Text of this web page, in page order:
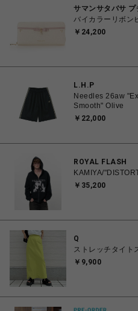
サマンサタバサ プ
バイカラーリボン
￥24,200
L.H.P
Needles 26aw
Smooth" Olive
￥22,000
ROYAL FLASH
KAMIYA/
￥35,200
Q
ストレッチタイト
￥9,900